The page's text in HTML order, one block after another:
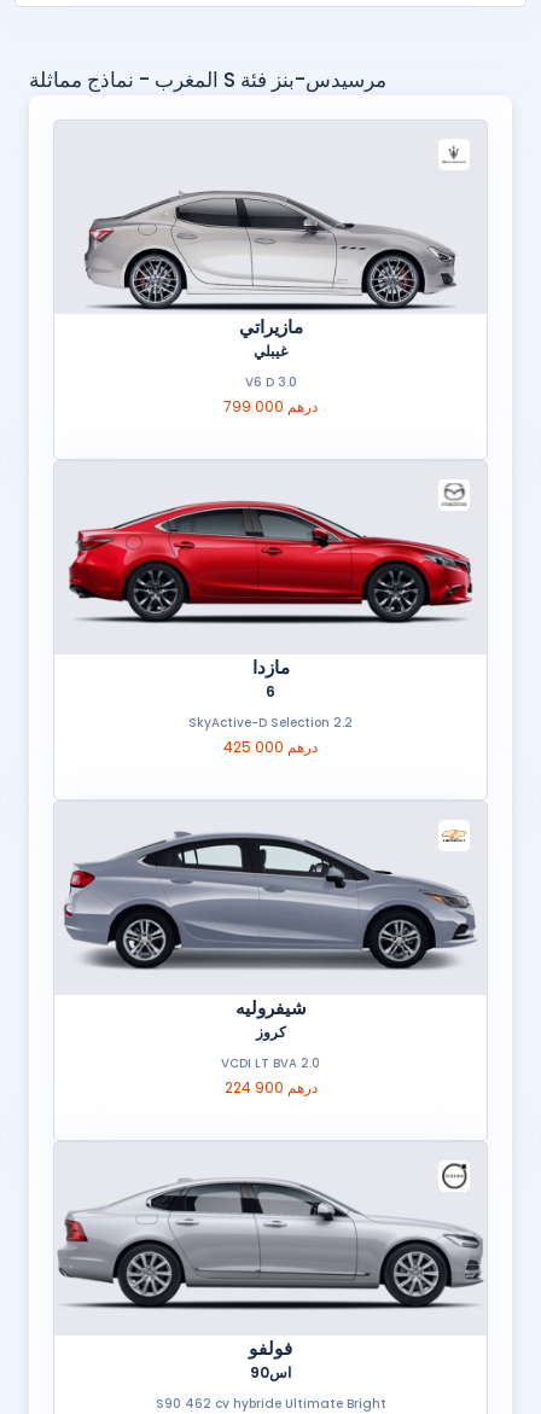
مرسيدس-بنز فئة S المغرب - نماذج مماثلة
مازيراتي
غيبلي
3.0 V6 D
799 000 درهم
مازدا
6
2.2 SkyActive-D Selection
425 000 درهم
شيفروليه
كروز
2.0 VCDI LT BVA
224 900 درهم
فولفو
اس90
S90 462 cv hybride Ultimate Bright